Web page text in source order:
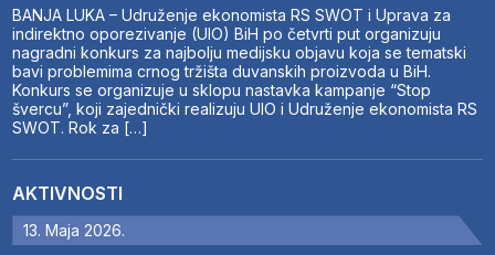
BANJA LUKA – Udruženje ekonomista RS SWOT i Uprava za
indirektno oporezivanje (UIO) BiH po četvrti put organizuju
nagradni konkurs za najbolju medijsku objavu koja se tematski
bavi problemima crnog tržišta duvanskih proizvoda u BiH.
Konkurs se organizuje u sklopu nastavka kampanje “Stop
švercu”, koji zajednički realizuju UIO i Udruženje ekonomista RS
SWOT. Rok za […]
AKTIVNOSTI
13. Maja 2026.